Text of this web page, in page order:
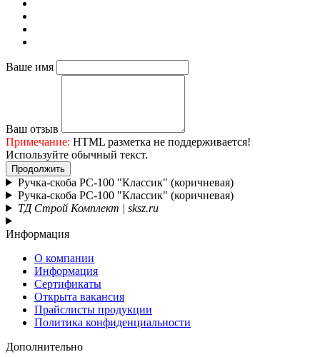
Ваше имя
Ваш отзыв
Примечание: HTML разметка не поддерживается!
Используйте обычный текст.
Продолжить
Ручка-скоба РС-100 "Классик" (коричневая)
Ручка-скоба РС-100 "Классик" (коричневая)
ТД Строй Комплект | sksz.ru
Информация
О компании
Информация
Сертификаты
Открыта вакансия
Прайслисты продукции
Политика конфиденциальности
Дополнительно